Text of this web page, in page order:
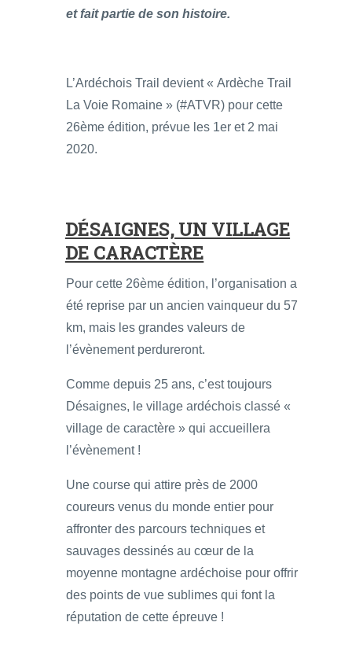
et fait partie de son histoire.
L’Ardéchois Trail devient « Ardèche Trail
La Voie Romaine » (#ATVR) pour cette
26ème édition, prévue les 1er et 2 mai
2020.
DÉSAIGNES, UN VILLAGE
DE CARACTÈRE
Pour cette 26ème édition, l’organisation a
été reprise par un ancien vainqueur du 57
km, mais les grandes valeurs de
l’évènement perdureront.
Comme depuis 25 ans, c’est toujours
Désaignes, le village ardéchois classé «
village de caractère » qui accueillera
l’évènement !
Une course qui attire près de 2000
coureurs venus du monde entier pour
affronter des parcours techniques et
sauvages dessinés au cœur de la
moyenne montagne ardéchoise pour offrir
des points de vue sublimes qui font la
réputation de cette épreuve !